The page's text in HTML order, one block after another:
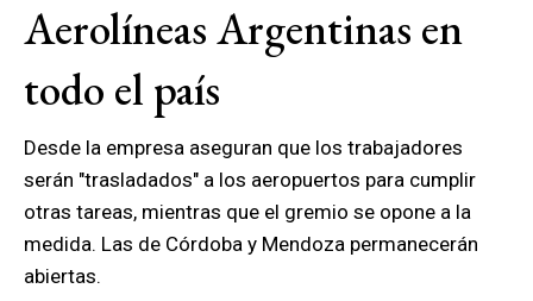
Aerolíneas Argentinas en
todo el país
Desde la empresa aseguran que los trabajadores
serán "trasladados" a los aeropuertos para cumplir
otras tareas, mientras que el gremio se opone a la
medida. Las de Córdoba y Mendoza permanecerán
abiertas.